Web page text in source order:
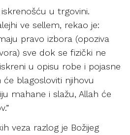
u trgovini.
ve sellem, rekao je:
pravo izbora (opoziva
sve dok se fizički ne
u opisu robe i pojasne
će blagosloviti njihovu
mahane i slažu, Allah će
veza razlog je Božijeg